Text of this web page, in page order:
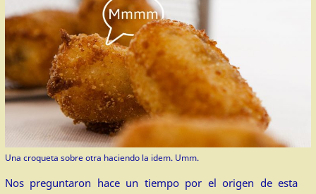
Una croqueta sobre otra haciendo la idem. Umm.
Nos preguntaron hace un tiempo por el origen de esta